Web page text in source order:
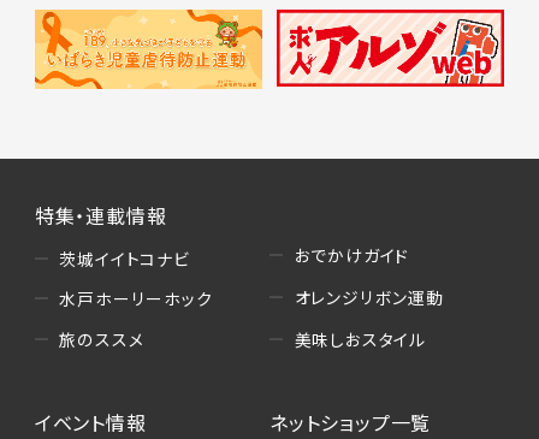
特集・連載情報
茨城イイトコナビ
水戸ホーリーホック
旅のススメ
おでかけガイド
オレンジリボン運動
美味しおスタイル
イベント情報
ネットショップ一覧